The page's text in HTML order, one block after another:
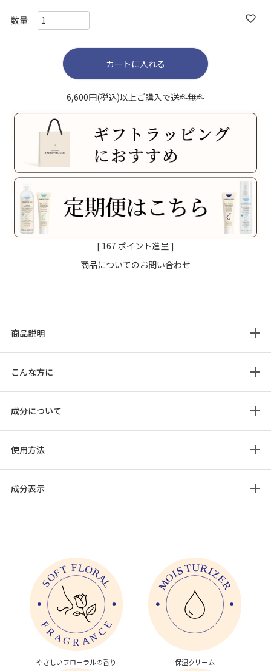
カートに入れる
6,600円(税込)以上ご購入で送料無料
[ 167 ポイント進呈 ]
商品についてのお問い合わせ
商品説明
こんな方に
成分について
使用方法
成分表示
やさしいフローラルの香り 保湿クリーム